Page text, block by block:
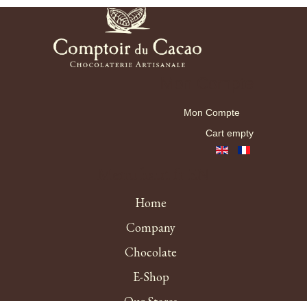
Mon Compte
Cart empty
Home
Company
Chocolate
E-Shop